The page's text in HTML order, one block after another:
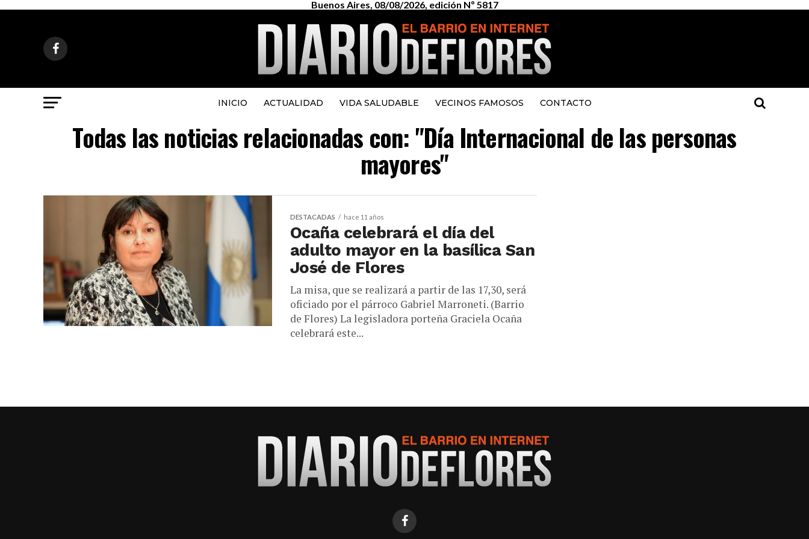
Buenos Aires, 08/08/2026, edición Nº 5817
INICIO ACTUALIDAD VIDA SALUDABLE VECINOS FAMOSOS CONTACTO
Todas las noticias relacionadas con: "Día Internacional de las personas
mayores"
DESTACADAS hace 11 años
Ocaña celebrará el día del
adulto mayor en la basílica San
José de Flores
La misa, que se realizará a partir de las 17,30, será
oficiado por el párroco Gabriel Marroneti. (Barrio
de Flores) La legisladora porteña Graciela Ocaña
celebrará este...